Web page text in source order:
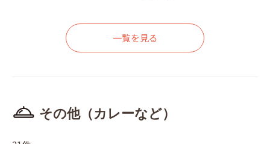
一覧を見る
その他（カレーなど）